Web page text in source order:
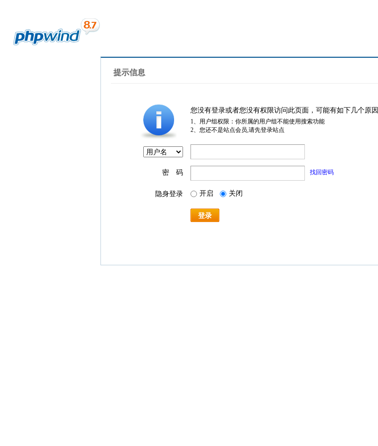
提示信息
您没有登录或者您没有权限访问此页面，可能有如下几个原因
1、用户组权限：你所属的用户组不能使用搜索功能
2、您还不是站点会员,请先登录站点
密 码 找回密码
隐身登录 开启 关闭
登录